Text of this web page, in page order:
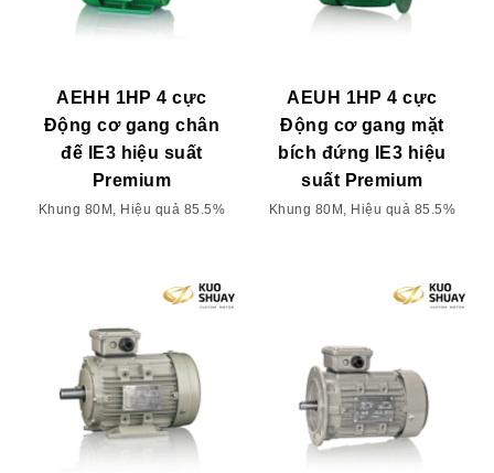
AEHH 1HP 4 cực
Động cơ gang chân
đế IE3 hiệu suất
Premium
Khung 80M, Hiệu quả 85.5%
AEUH 1HP 4 cực
Động cơ gang mặt
bích đứng IE3 hiệu
suất Premium
Khung 80M, Hiệu quả 85.5%